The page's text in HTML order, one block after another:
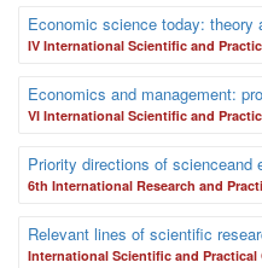
Economic science today: theory
IV International Scientific and
Economics and management:
VI International Scientific and
Priority directions of scienceand
6th International Research and
Relevant lines of scientific
International Scientific and Practical